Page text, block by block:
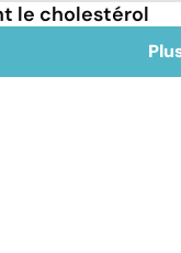
le cholestérol